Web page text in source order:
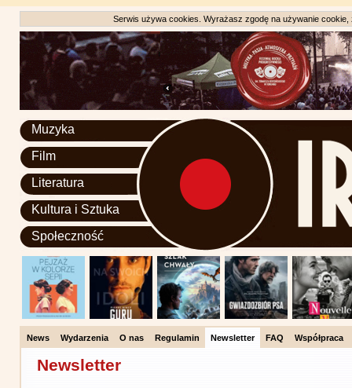
Serwis używa cookies. Wyrażasz zgodę na używanie
Muzyka
Film
Literatura
Kultura i Sztuka
Społeczność
News Wydarzenia O nas Regulamin Newsletter FAQ Współpraca
Newsletter